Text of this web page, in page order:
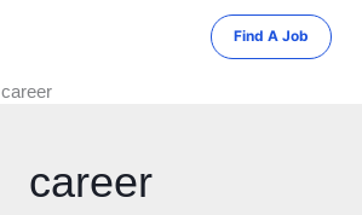
Find A Job
career
career